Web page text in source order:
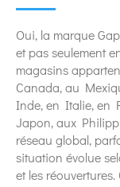
Oui, la marque
et pas seulement
magasins
Canada, au
Inde, en Italie, en
Japon, aux
réseau global,
situation évolue
et les